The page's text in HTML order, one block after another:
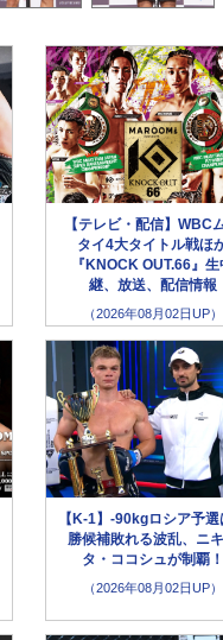
【テレビ・配信】WBC
タイ4大タイトル戦ほ
『KNOCK OUT.66』生
継、放送、配信情報
（2026年08月02日UP）
【K-1】-90kgロシア予選
勝候補敗れる波乱、ニ
タ・ココシュが制覇！
（2026年08月02日UP）